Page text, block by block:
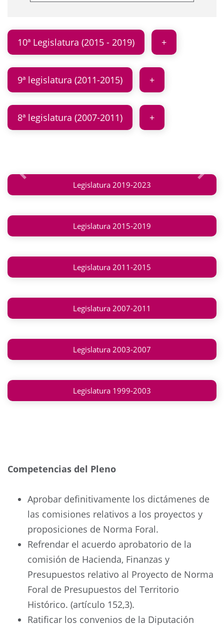
10ª Legislatura (2015 - 2019)
9ª legislatura (2011-2015)
8ª legislatura (2007-2011)
Anterior Legislatura 2019-2023
Legislatura 2015-2019
Legislatura 2011-2015
Legislatura 2007-2011
Legislatura 2003-2007
Legislatura 1999-2003
Competencias del Pleno
Aprobar definitivamente los dictámenes de
las comisiones relativos a los proyectos y
proposiciones de Norma Foral.
Refrendar el acuerdo aprobatorio de la
comisión de Hacienda, Finanzas y
Presupuestos relativo al Proyecto de Norma
Foral de Presupuestos del Territorio
Histórico. (artículo 152,3).
Ratificar los convenios de la Diputación